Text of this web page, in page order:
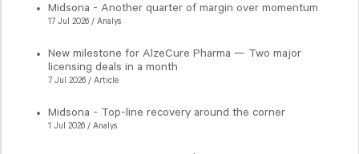
Midsona - Another quarter of margin over momentum
17 Jul 2026 / Analys
New milestone for AlzeCure Pharma — Two major
licensing deals in a month
7 Jul 2026 / Article
Midsona - Top-line recovery around the corner
1 Jul 2026 / Analys